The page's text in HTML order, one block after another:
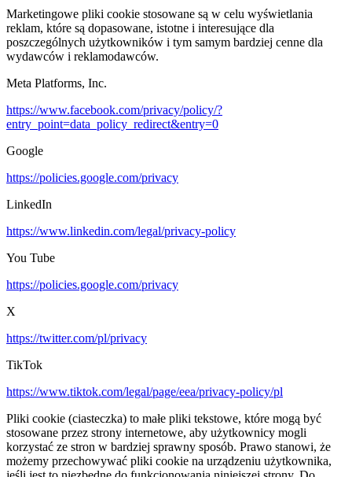
Marketingowe pliki cookie stosowane są w celu wyświetlania
reklam, które są dopasowane, istotne i interesujące dla
poszczególnych użytkowników i tym samym bardziej cenne dla
wydawców i reklamodawców.
Meta Platforms, Inc.
https://www.facebook.com/privacy/policy/?
entry_point=data_policy_redirect&entry=0
Google
https://policies.google.com/privacy
LinkedIn
https://www.linkedin.com/legal/privacy-policy
You Tube
https://policies.google.com/privacy
X
https://twitter.com/pl/privacy
TikTok
https://www.tiktok.com/legal/page/eea/privacy-policy/pl
Pliki cookie (ciasteczka) to małe pliki tekstowe, które mogą być
stosowane przez strony internetowe, aby użytkownicy mogli
korzystać ze stron w bardziej sprawny sposób. Prawo stanowi, że
możemy przechowywać pliki cookie na urządzeniu użytkownika,